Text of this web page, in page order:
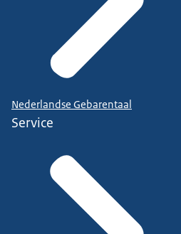
Nederlandse Gebarentaal
Service